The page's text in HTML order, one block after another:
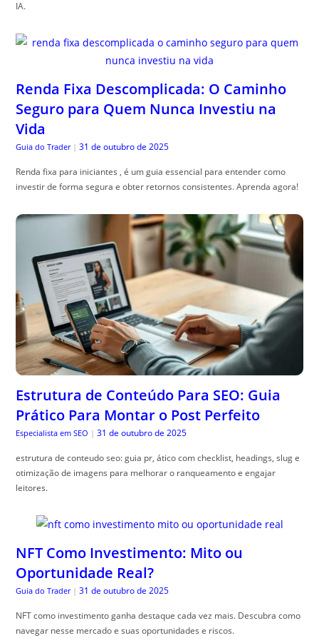
IA.
Renda Fixa Descomplicada: O Caminho
Seguro para Quem Nunca Investiu na
Vida
Guia do Trader | 31 de outubro de 2025
Renda fixa para iniciantes , é um guia essencial para entender como
investir de forma segura e obter retornos consistentes. Aprenda agora!
Estrutura de Conteúdo Para SEO: Guia
Prático Para Montar o Post Perfeito
Especialista em SEO | 31 de outubro de 2025
estrutura de conteudo seo: guia pr, ático com checklist, headings, slug e
otimização de imagens para melhorar o ranqueamento e engajar
leitores.
NFT Como Investimento: Mito ou
Oportunidade Real?
Guia do Trader | 31 de outubro de 2025
NFT como investimento ganha destaque cada vez mais. Descubra como
navegar nesse mercado e suas oportunidades e riscos.